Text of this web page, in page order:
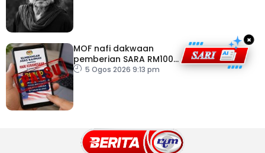
MOF nafi dakwaan
pemberian SARA RM100
sempena Hari
5 Ogos 2026 9:13 pm
×